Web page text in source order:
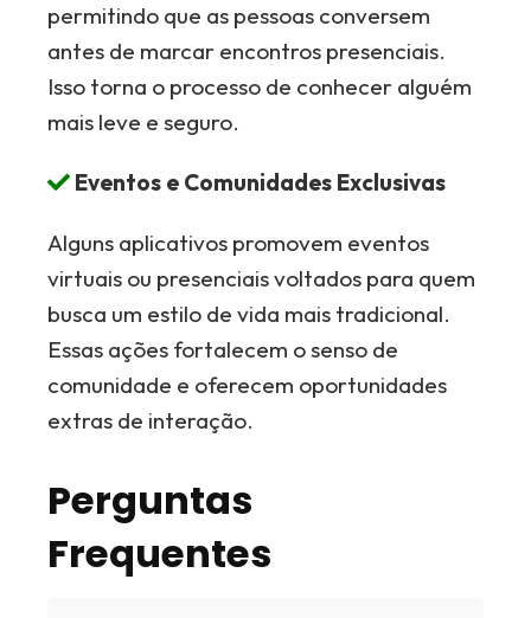
permitindo que as pessoas conversem
antes de marcar encontros presenciais.
Isso torna o processo de conhecer alguém
mais leve e seguro.
Eventos e Comunidades Exclusivas
Alguns aplicativos promovem eventos
virtuais ou presenciais voltados para quem
busca um estilo de vida mais tradicional.
Essas ações fortalecem o senso de
comunidade e oferecem oportunidades
extras de interação.
Perguntas
Frequentes